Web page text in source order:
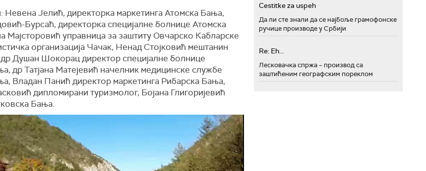
Невена Јелић, директорка маркетинга Атомска Бања,
Бурсаћ, директорка специјалне болнице Атомска
Мајсторовић управница за заштиту Овчарско Кабларске
организација Чачак, Ненад Стојковић мештанин
Душан Шокорац директор специјалне болнице
др Татјана Матејевић начелник медицинске службе
Владан Панић директор маркетинга Рибарска Бања,
дипломирани туризмолог, Бојана Глигоријевић
Бања.
Cestitke za uspeh
Да ли сте знали да се најбоље грамофонске
ручице производе у Србији
Re: Eh...
Лесковачка спржа – производ са
заштићеним географским пореклом